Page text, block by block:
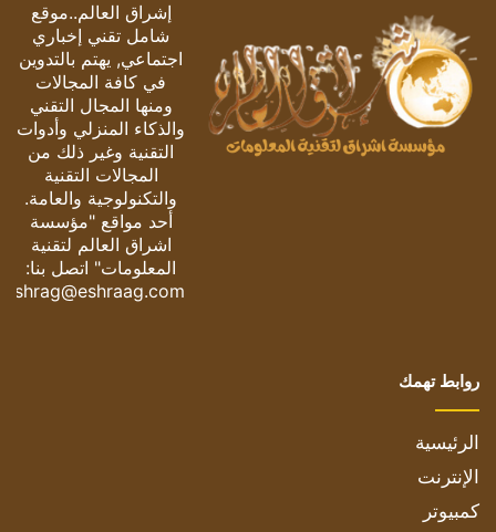
إشراق العالم..موقع
شامل تقني إخباري
اجتماعي, يهتم بالتدوين
في كافة المجالات
ومنها المجال التقني
والذكاء المنزلي وأدوات
التقنية وغير ذلك من
المجالات التقنية
والتكنولوجية والعامة.
أحد مواقع "مؤسسة
اشراق العالم لتقنية
المعلومات" اتصل بنا:
eshrag@eshraag.com
روابط تهمك
الرئيسية
الإنترنت
كمبيوتر